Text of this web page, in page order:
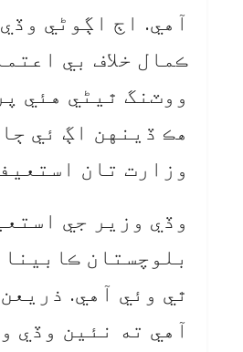
آهي. اڄ اڳوڻي
ڪمال خلاف بي
ووٽنگ ٿيڻي هئي
هڪ ڏينهن اڳ ئي
وزارت تان
وڏي وزير جي
بلوچستان
ٿي وئي آهي.
آهي ته نئين وڏي